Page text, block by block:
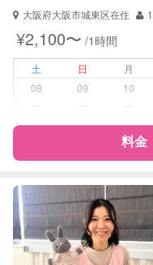
障がい児対応
レッスン
定期予約
大阪府大阪市城東区在住
¥2,100〜 /1時間
土 日 月
08
09 10
料金
特徴 料金 レビ
サポートの特徴